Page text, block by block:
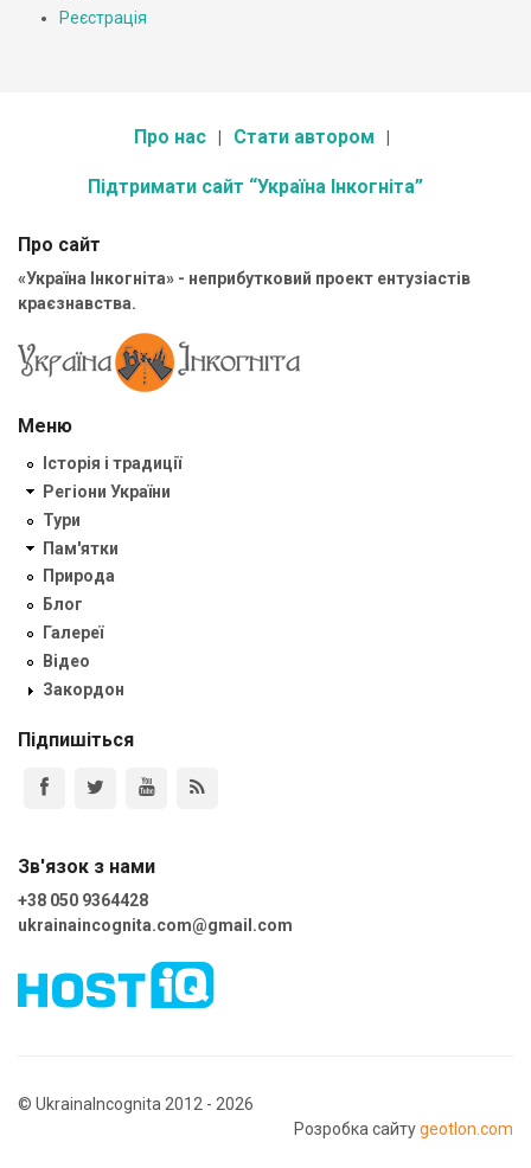
Реєстрація
Про нас Стати автором
Підтримати сайт “Україна Інкогніта”
Про сайт
«Україна Інкогніта» - неприбутковий проект ентузіастів
краєзнавства.
Меню
Історія і традиції
Регіони України
Тури
Пам'ятки
Природа
Блог
Галереї
Відео
Закордон
Підпишіться
Зв'язок з нами
+38 050 9364428
ukrainaincognita.com@gmail.com
© UkrainaIncognita 2012 - 2026
Розробка сайтуgeotlon.com